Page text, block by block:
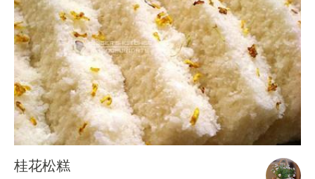
桂花松糕